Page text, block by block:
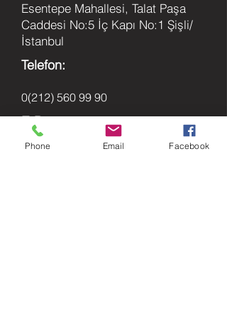
Esentepe Mahallesi, Talat Paşa
Caddesi No:5 İç Kapı No:1 Şişli/
İstanbul
Telefon:
0(212) 560 99 90
E-Posta:
info@patikahukuk.com
Phone Email Facebook